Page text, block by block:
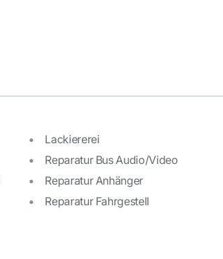
Lackiererei
Reparatur Bus Audio/Video
Reparatur Anhänger
Reparatur Fahrgestell